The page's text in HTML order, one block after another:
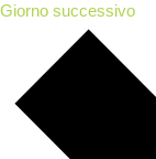
Giorno successivo